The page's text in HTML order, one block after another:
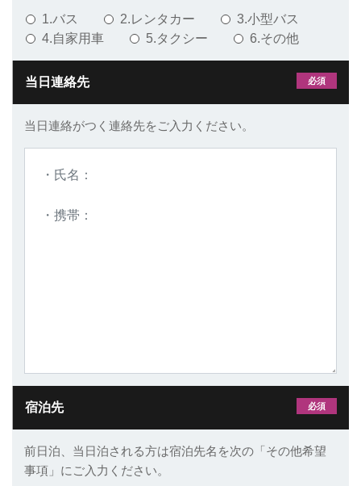
1.バス 2.レンタカー
3.小型バス
4.自家用車
5.タクシー 6.その他
当日連絡先 必須
当日連絡がつく連絡先をご入力ください。
宿泊先 必須
前日泊、当日泊される方は宿泊先名を次の「その他希望
事項」にご入力ください。